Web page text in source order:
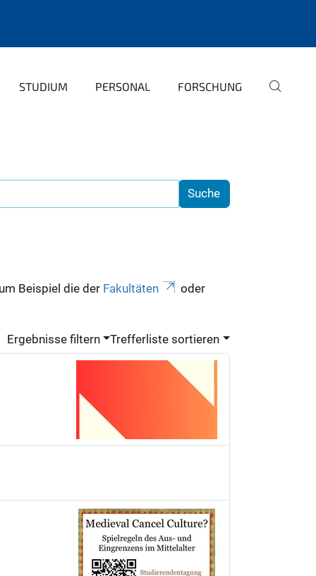
STUDIUM PERSONAL FORSCHUNG
Beispiel die der Fakultäten oder
Ergebnisse filtern Trefferliste sortieren